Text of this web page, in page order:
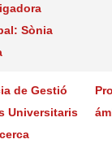
Sònia
de Gestió
Universitaris